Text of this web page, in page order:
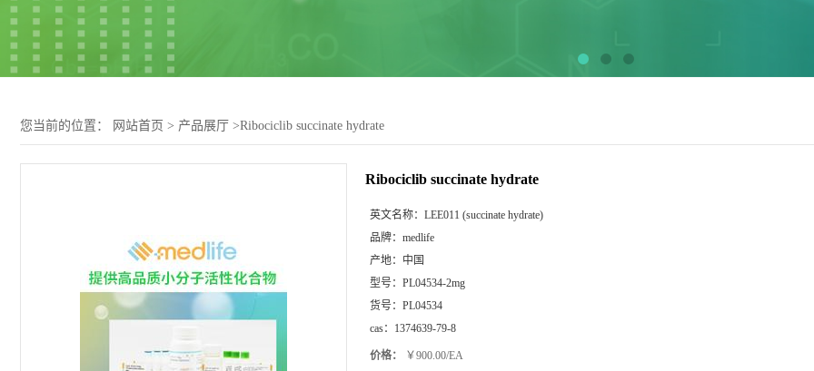
您当前的位置： 网站首页 > 产品展厅 >Ribociclib succinate hydrate
Ribociclib succinate hydrate
英文名称： LEE011 (succinate hydrate)
品牌： medlife
产地： 中国
型号： PL04534-2mg
货号： PL04534
cas： 1374639-79-8
价格： ￥900.00/EA